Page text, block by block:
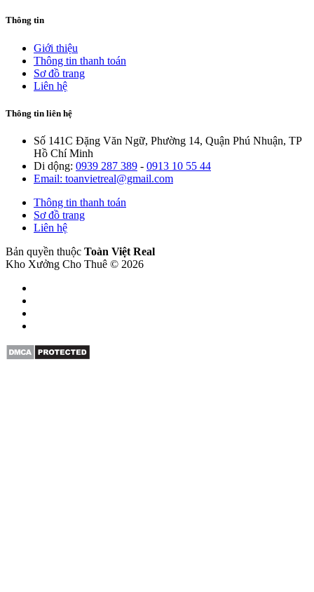
Thông tin
Giới thiệu
Thông tin thanh toán
Sơ đồ trang
Liên hệ
Thông tin liên hệ
Số 141C Đặng Văn Ngữ, Phường 14, Quận Phú Nhuận, TP
Hồ Chí Minh
Di dộng: 0939 287 389 - 0913 10 55 44
Email: toanvietreal@gmail.com
Thông tin thanh toán
Sơ đồ trang
Liên hệ
Bản quyền thuộc Toàn Việt Real
Kho Xưởng Cho Thuê © 2026